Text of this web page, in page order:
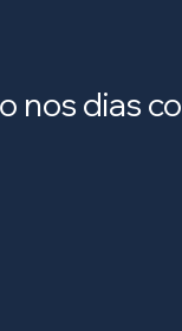
nos dias